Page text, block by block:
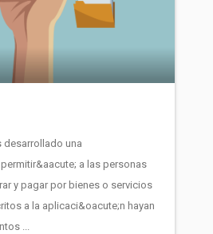
desarrollado una
a las personas
y pagar por bienes o servicios
a la aplicaci&oacute;n hayan
...